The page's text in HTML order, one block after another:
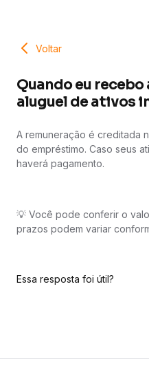
Voltar
Quando eu
aluguel de ativos
A remuneração é creditada
do empréstimo. Caso seus
haverá pagamento.
💡 Você pode conferir o
prazos podem variar
Essa resposta foi útil?